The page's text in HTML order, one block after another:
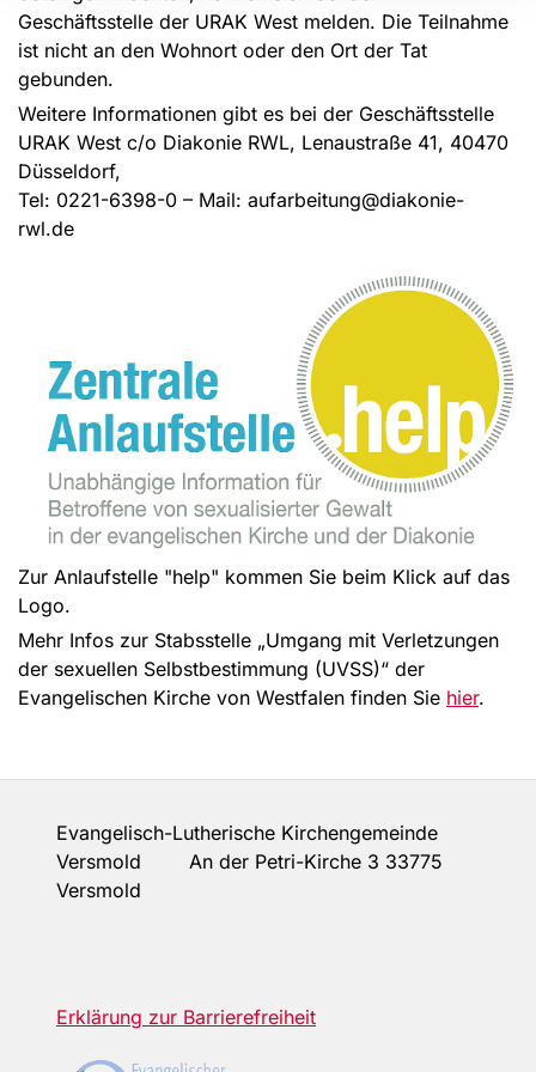
Geschäftsstelle der URAK West melden. Die Teilnahme
ist nicht an den Wohnort oder den Ort der Tat
gebunden.
Weitere Informationen gibt es bei der Geschäftsstelle
URAK West c/o Diakonie RWL, Lenaustraße 41, 40470
Düsseldorf,
Tel: 0221-6398-0 – Mail: aufarbeitung@diakonie-
rwl.de
Zur Anlaufstelle "help" kommen Sie beim Klick auf das
Logo.
Mehr Infos zur Stabsstelle „Umgang mit Verletzungen
der sexuellen Selbstbestimmung (UVSS)“ der
Evangelischen Kirche von Westfalen finden Sie hier.
Evangelisch-Lutherische Kirchengemeinde
Versmold An der Petri-Kirche 3 33775
Versmold
Erklärung zur Barrierefreiheit